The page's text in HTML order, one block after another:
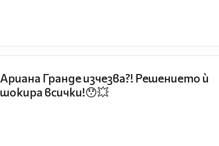
Ариана Гранде изчезва?! Решението ѝ
шокира всички!😯💥